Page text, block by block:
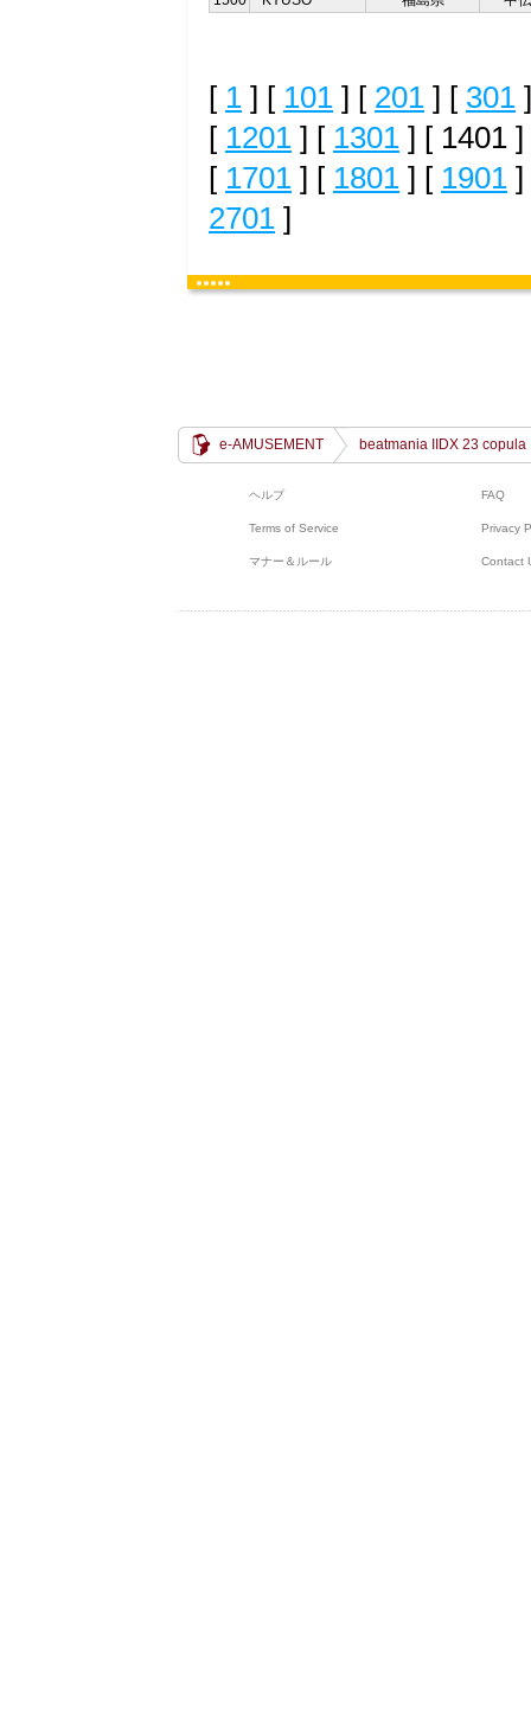
[ 1 ] [ 101 ] [ 201 ] [ 301
[ 1201 ] [ 1301 ] [ 1401
[ 1701 ] [ 1801 ] [ 1901
2701 ]
e-AMUSEMENT beatmania IIDX 23 copula
ヘルプ FAQ
Terms of Service Privacy
マナー＆ルール Contact